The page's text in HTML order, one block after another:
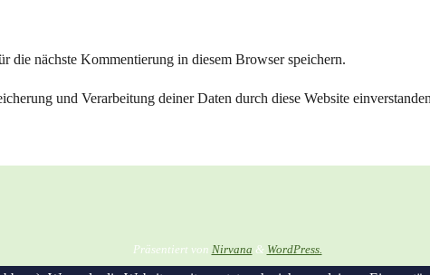
die nächste Kommentierung in diesem Browser speichern.
und Verarbeitung deiner Daten durch diese Website
Präsentiert von Nirvana & WordPress.